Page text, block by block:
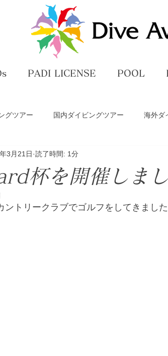
PADI LICENSE POOL
グツアー 国内ダイビングツアー 海外ダ
ペ ダイビングライセンス講習
グ
杯を開催しま
3月21日 読了時間: 1分
ントリークラブでゴルフをしてきました